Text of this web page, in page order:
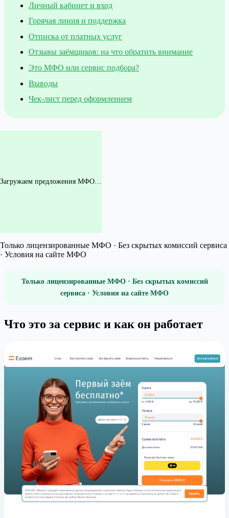
Личный кабинет и вход
Горячая линия и поддержка
Отписка от платных услуг
Отзывы заёмщиков: на что обратить внимание
Это МФО или сервис подбора?
Выводы
Чек-лист перед оформлением
Загружаем предложения МФО…
Только лицензированные МФО · Без скрытых комиссий сервиса
· Условия на сайте МФО
Только лицензированные МФО · Без скрытых комиссий
сервиса · Условия на сайте МФО
Что это за сервис и как он работает